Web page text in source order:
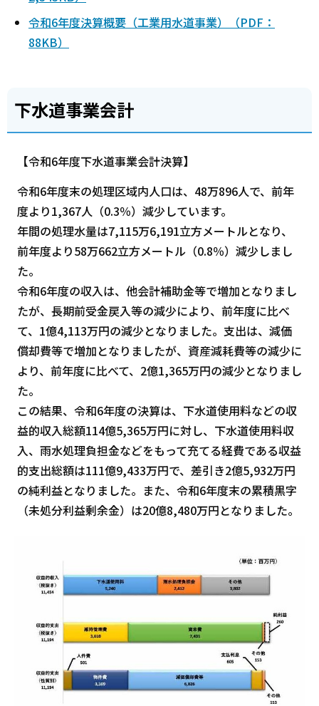
令和6年度決算概要（工業用水道事業）（PDF：
88KB）
下水道事業会計
【令和6年度下水道事業会計決算】
令和6年度末の処理区域内人口は、48万896人で、前年
度より1,367人（0.3％）減少しています。
年間の処理水量は7,115万6,191立方メートルとなり、
前年度より58万662立方メートル（0.8％）減少しまし
た。
令和6年度の収入は、他会計補助金等で増加となりまし
たが、長期前受金戻入等の減少により、前年度に比べ
て、1億4,113万円の減少となりました。支出は、減価
償却費等で増加となりましたが、資産減耗費等の減少に
より、前年度に比べて、2億1,365万円の減少となりまし
た。
この結果、令和6年度の決算は、下水道使用料などの収
益的収入総額114億5,365万円に対し、下水道使用料収
入、雨水処理負担金などをもって充てる経費である収益
的支出総額は111億9,433万円で、差引き2億5,932万円
の純利益となりました。また、令和6年度末の累積黒字
（未処分利益剰余金）は20億8,480万円となりました。